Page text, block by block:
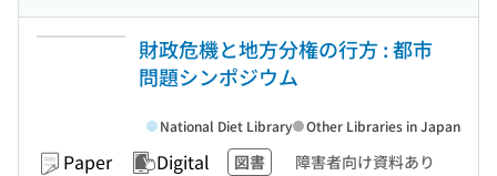
財政危機と地方分権の行方 : 都市
問題シンポジウム
Paper Digital 図書 障害者向け資料あり
National Diet Library Other Libraries in Japan